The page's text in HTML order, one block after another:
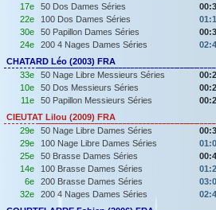
17e
50 Dos Dames Séries
22e
100 Dos Dames Séries
30e
50 Papillon Dames Séries
24e
200 4 Nages Dames Séries
CHATARD Léo (2003) FRA
33e
50 Nage Libre Messieurs Séries
10e
50 Dos Messieurs Séries
11e
50 Papillon Messieurs Séries
CIEUTAT Lilou (2009) FRA
29e
50 Nage Libre Dames Séries
29e
100 Nage Libre Dames Séries
25e
50 Brasse Dames Séries
14e
100 Brasse Dames Séries
6e
200 Brasse Dames Séries
32e
200 4 Nages Dames Séries